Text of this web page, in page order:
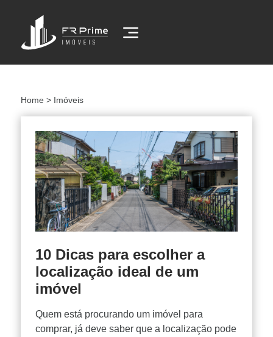
Home > Imóveis
10 Dicas para escolher a
localização ideal de um
imóvel
Quem está procurando um imóvel para
comprar, já deve saber que a localização pode